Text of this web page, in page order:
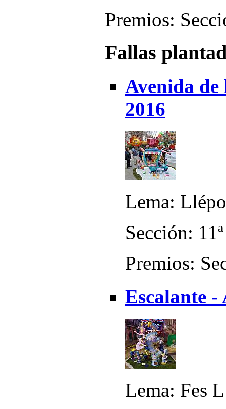
Premios:
Fallas
Avenida
2016
Lema:
Sección: 11ª
Premios:
Escalante
Lema: Fes